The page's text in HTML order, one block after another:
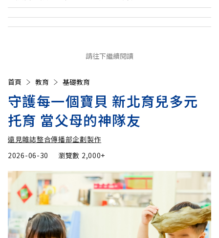
請往下繼續閱讀
首頁 教育 基礎教育
守護每一個寶貝 新北育兒多元
托育 當父母的神隊友
遠見雜誌整合傳播部企劃製作
2026-06-30
瀏覽數 2,000+